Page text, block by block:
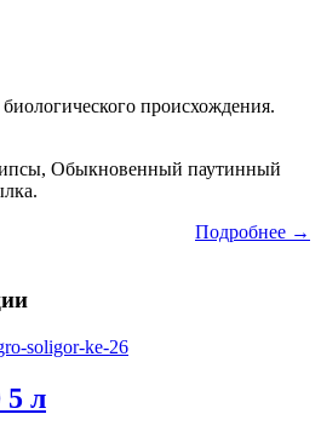
происхождения.
Обыкновенный паутинный
Подробнее →
л